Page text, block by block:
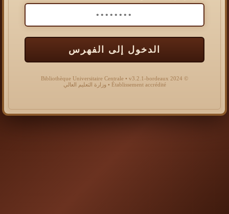
الدخول إلى الفهرس
© 2024 Bibliothèque Universitaire Centrale • v3.2.1-bordeaux
Établissement accrédité • وزارة التعليم العالي